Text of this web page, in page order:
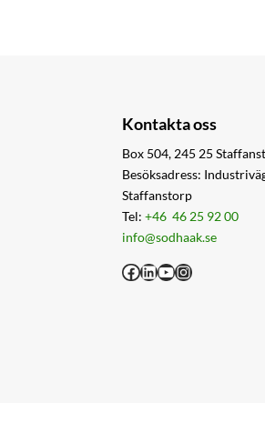
Kontakta oss
Box 504, 245 25
Besöksadress:
Staffanstorp
Tel:+46 46 25 92 00
info@sodhaak.se
Facebook
LinkedIn
YouTube
Instagram